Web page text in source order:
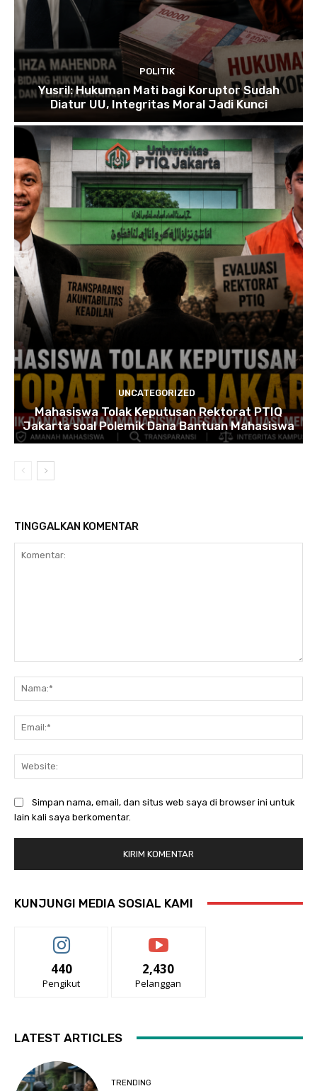
POLITIK
Yusril: Hukuman Mati bagi Koruptor Sudah
Diatur UU, Integritas Moral Jadi Kunci
UNCATEGORIZED
Mahasiswa Tolak Keputusan Rektorat PTIQ
Jakarta soal Polemik Dana Bantuan Mahasiswa
TINGGALKAN KOMENTAR
Simpan nama, email, dan situs web saya di browser ini untuk
lain kali saya berkomentar.
KUNJUNGI MEDIA SOSIAL KAMI
440
Pengikut
2,430
Pelanggan
LATEST ARTICLES
TRENDING